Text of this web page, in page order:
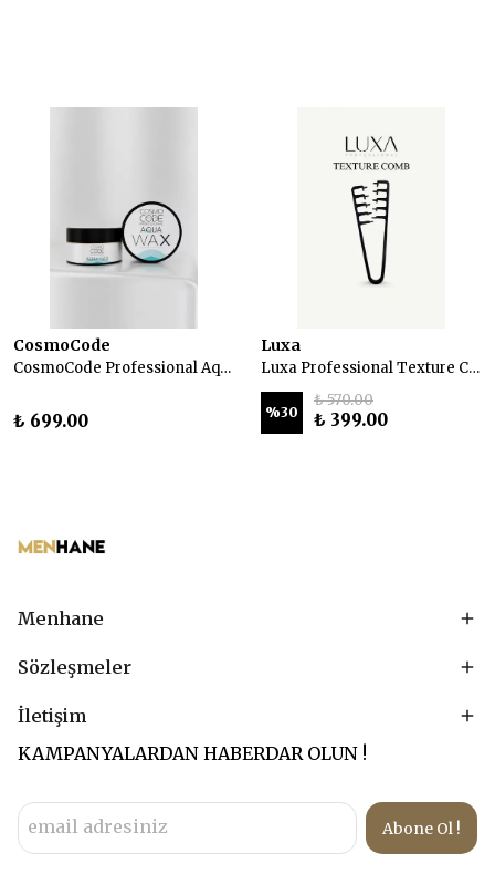
CosmoCode
CosmoCode Professional Aqua Wax – Saç Şekillendirici Wax 100 ml
₺ 699.00
Luxa
Luxa Professional Texture Comb Profesyonel Saç Doku Tarağı
%30
₺ 570.00
₺ 399.00
Menhane
Sözleşmeler
İletişim
KAMPANYALARDAN HABERDAR OLUN !
Abone Ol !